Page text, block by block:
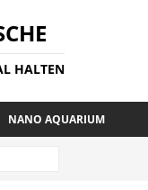
HALTEN
NANO AQUARIUM